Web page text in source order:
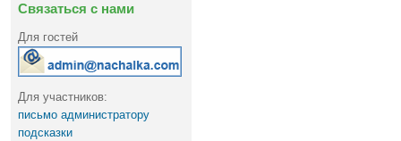
Связаться с нами
Для гостей
Для участников:
письмо администратору
подсказки